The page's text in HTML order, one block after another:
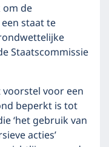
de
staat te
Staatscommissie
voor een
beperkt is tot
‘het gebruik van
acties’